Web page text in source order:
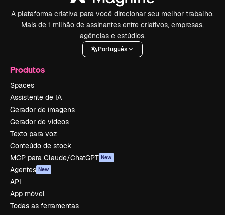
A plataforma criativa para você direcionar seu melhor trabalho.
Mais de 1 milhão de assinantes entre criativos, empresas,
agências e estúdios.
Português
Produtos
Spaces
Assistente de IA
Gerador de imagens
Gerador de vídeos
Texto para voz
Conteúdo de stock
MCP para Claude/ChatGPT New
Agentes New
API
App móvel
Todas as ferramentas